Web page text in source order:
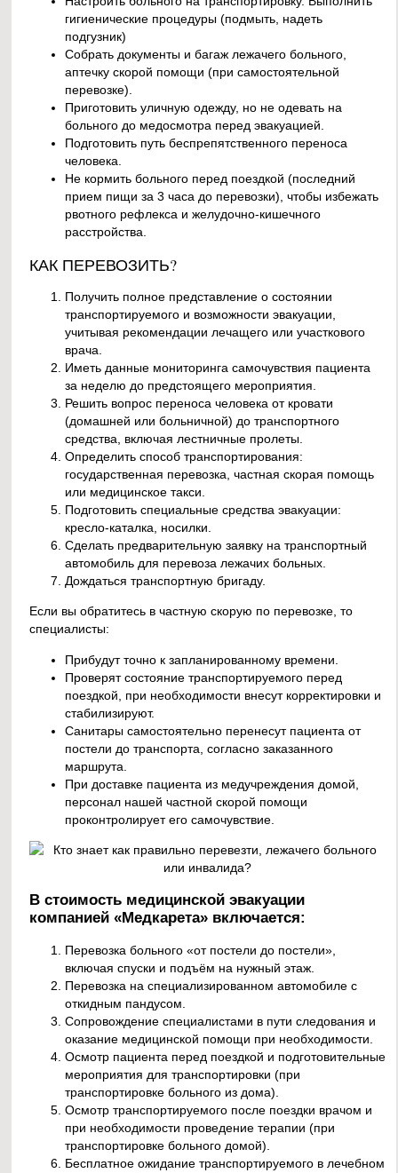
гигиенические процедуры (подмыть, надеть
подгузник)
Собрать документы и багаж лежачего больного,
аптечку скорой помощи (при самостоятельной
перевозке).
Приготовить уличную одежду, но не одевать на
больного до медосмотра перед эвакуацией.
Подготовить путь беспрепятственного переноса
человека.
Не кормить больного перед поездкой (последний
прием пищи за 3 часа до перевозки), чтобы избежать
рвотного рефлекса и желудочно-кишечного
расстройства.
КАК ПЕРЕВОЗИТЬ?
Получить полное представление о состоянии
транспортируемого и возможности эвакуации,
учитывая рекомендации лечащего или участкового
врача.
Иметь данные мониторинга самочувствия пациента
за неделю до предстоящего мероприятия.
Решить вопрос переноса человека от кровати
(домашней или больничной) до транспортного
средства, включая лестничные пролеты.
Определить способ транспортирования:
государственная перевозка, частная скорая помощь
или медицинское такси.
Подготовить специальные средства эвакуации:
кресло-каталка, носилки.
Сделать предварительную заявку на транспортный
автомобиль для перевоза лежачих больных.
Дождаться транспортную бригаду.
Если вы обратитесь в частную скорую по перевозке, то
специалисты:
Прибудут точно к запланированному времени.
Проверят состояние транспортируемого перед
поездкой, при необходимости внесут корректировки и
стабилизируют.
Санитары самостоятельно перенесут пациента от
постели до транспорта, согласно заказанного
маршрута.
При доставке пациента из медучреждения домой,
персонал нашей частной скорой помощи
проконтролирует его самочувствие.
В стоимость медицинской эвакуации
компанией «Медкарета» включается:
Перевозка больного «от постели до постели»,
включая спуски и подъём на нужный этаж.
Перевозка на специализированном автомобиле с
откидным пандусом.
Сопровождение специалистами в пути следования и
оказание медицинской помощи при необходимости.
Осмотр пациента перед поездкой и подготовительные
мероприятия для транспортировки (при
транспортировке больного из дома).
Осмотр транспортируемого после поездки врачом и
при необходимости проведение терапии (при
транспортировке больного домой).
Бесплатное ожидание транспортируемого в лечебном